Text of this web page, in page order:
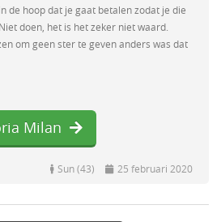
de hoop dat je gaat betalen zodat je die
doen, het is het zeker niet waard.
om geen ster te geven anders was dat
Milan
Sun (43) 25 februari 2020